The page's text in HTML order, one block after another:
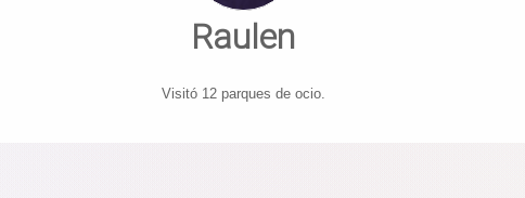
Raulen
Visitó 12 parques de ocio.